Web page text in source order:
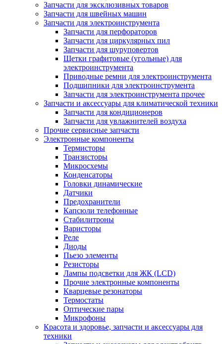
Запчасти для эксклюзивных товаров
Запчасти для швейных машин
Запчасти для электроинструмента
Запчасти для перфораторов
Запчасти для циркулярных пил
Запчасти для шуруповертов
Щетки графитовые (угольные) для
электроинструмента
Приводные ремни для электроинструмента
Подшипники для электроинструмента
Запчасти для электроинструмента прочее
Запчасти и аксессуары для климатической техники
Запчасти для кондиционеров
Запчасти для увлажнителей воздуха
Прочие сервисные запчасти
Электронные компоненты
Термисторы
Транзисторы
Микросхемы
Конденсаторы
Головки динамические
Датчики
Предохранители
Капсюли телефонные
Стабилитроны
Варисторы
Реле
Диоды
Пьезо элементы
Резисторы
Лампы подсветки для ЖК (LCD)
Прочие электронные компоненты
Кварцевые резонаторы
Термостаты
Оптические пары
Микрофоны
Красота и здоровье, запчасти и аксессуары для
техники